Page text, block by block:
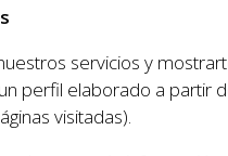
1 2 3
servicios y
perfil elaborado a partir
visitadas).